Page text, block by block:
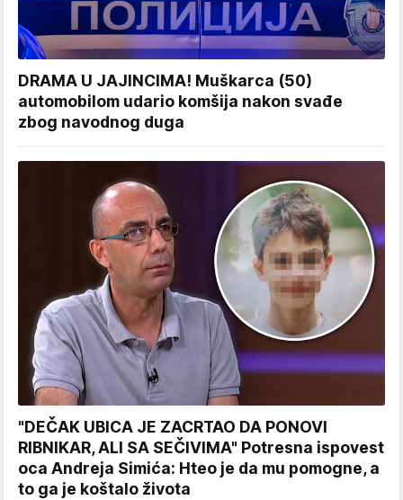
DRAMA U JAJINCIMA! Muškarca (50)
automobilom udario komšija nakon svađe
zbog navodnog duga
"DEČAK UBICA JE ZACRTAO DA PONOVI
RIBNIKAR, ALI SA SEČIVIMA" Potresna ispovest
oca Andreja Simića: Hteo je da mu pomogne, a
to ga je koštalo života